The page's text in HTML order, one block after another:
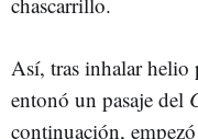
Así, tras inhalar helio
entonó un pasaje del
continuación,